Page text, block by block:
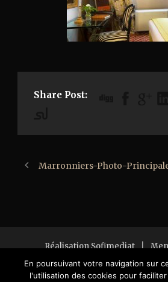
Share Post:
Marronniers-Photo-
Réalisation Sofimediat |
Copyright 2018 All Right
En poursuivant votre navigation sur
l'utilisation des cookies pour